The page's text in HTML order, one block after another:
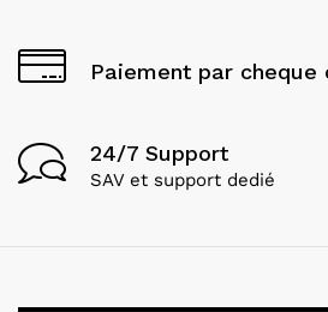
Paiement par cheque
24/7 Support
SAV et support dedié